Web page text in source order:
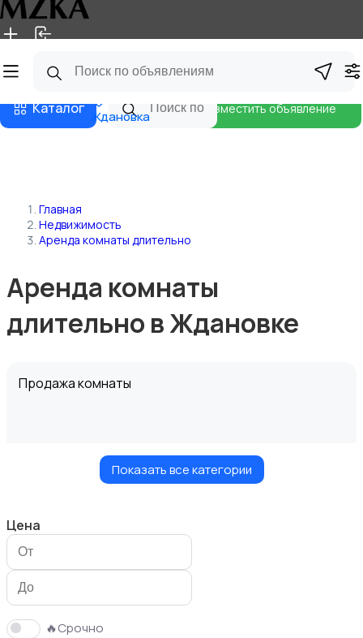
Главная Магазины
Каталог Ждановка
Разместить объявление
Главная
Недвижимость
Аренда комнаты длительно
Аренда комнаты
длительно в Ждановке
Продажа комнаты
Продажа участка
Показать все категории
Цена
🔥Срочно